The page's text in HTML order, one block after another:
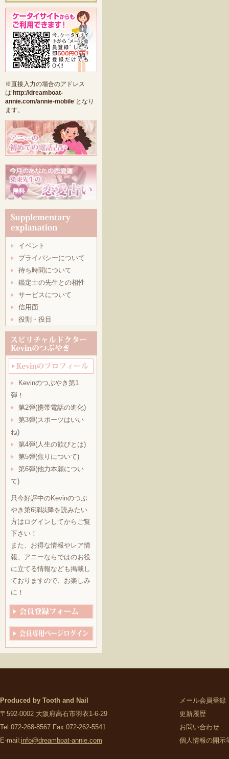
※直接入力の場合のアドレス
は‘ http://dreamboat-
annie.com/annie-mobile’となり
ます。
イベント
プライバシーについて
待ち時間について
鑑定士の先生との相性
サービスについて
信用面
役割・役目
Kevinのつぶやき第1
弾！
第2弾(携帯電話の進化)
第3弾(スポーツはいい
ね)
第4弾(人生の歓びとは)
第5弾(焦りについて)
第6弾(他力本願につい
て)
只今好評中のKevinのつぶ
やき第6弾以降を読みたい
方はログインしてからご覧
下さい！
また、お得な情報やレア情
報、アニーならではのお役
に立てる情報なども掲載し
ておりますので、お楽しみ
に！
Produced by Tooth and Nail
〒592-0002 大阪府高石市羽衣1-6-29
Tel.072-268-8567 Fax.072-262-5541
E-mail:info@dreamboat-annie.com
メール会員登録
更新履歴
お問い合わせ
個人情報の開示